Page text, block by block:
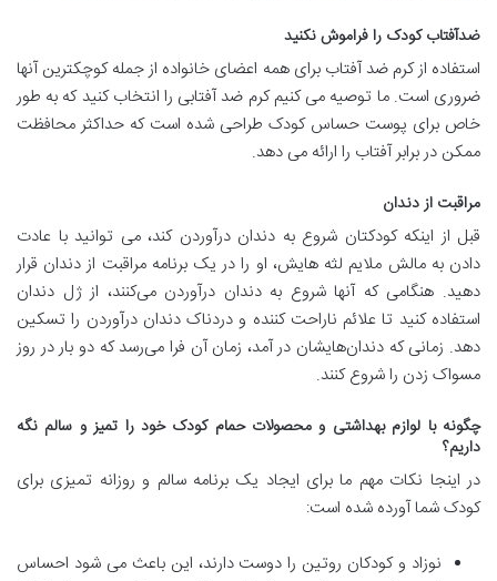
ضدآفتاب کودک را فراموش نکنید
استفاده از کرم ضد آفتاب برای همه اعضای خانواده از جمله کوچکترین آنها
ضروری است. ما توصیه می کنیم کرم ضد آفتابی را انتخاب کنید که به طور
خاص برای پوست حساس کودک طراحی شده است که حداکثر محافظت
ممکن در برابر آفتاب را ارائه می دهد.
مراقبت از دندان
قبل از اینکه کودکتان شروع به دندان درآوردن کند، می توانید با عادت
دادن به مالش ملایم لثه هایش، او را در یک برنامه مراقبت از دندان قرار
دهید. هنگامی که آنها شروع به دندان درآوردن می‌کنند، از ژل دندان
استفاده کنید تا علائم ناراحت کننده و دردناک دندان درآوردن را تسکین
دهد. زمانی که دندان‌هایشان در آمد، زمان آن فرا می‌رسد که دو بار در روز
مسواک زدن را شروع کنند.
چگونه با لوازم بهداشتی و محصولات حمام کودک خود را تمیز و سالم نگه
داریم؟
در اینجا نکات مهم ما برای ایجاد یک برنامه سالم و روزانه تمیزی برای
کودک شما آورده شده است:
نوزاد و کودکان روتین را دوست دارند، این باعث می شود احساس